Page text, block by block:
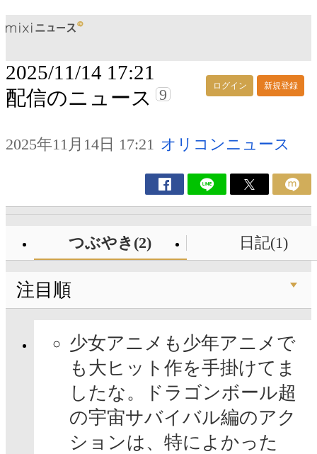
ログイン 新規登録
2025/11/14 17:21
配信のニュース 9
2025年11月14日 17:21 オリコンニュース
つぶやき(2) 日記(1)
注目順
少女アニメも少年アニメで
も大ヒット作を手掛けてま
したな。ドラゴンボール超
の宇宙サバイバル編のアク
ションは、特によかった